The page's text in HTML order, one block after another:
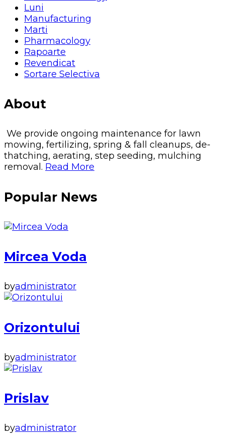
Luni
Manufacturing
Marti
Pharmacology
Rapoarte
Revendicat
Sortare Selectiva
About
We provide ongoing maintenance for lawn
mowing, fertilizing, spring & fall cleanups, de-
thatching, aerating, step seeding, mulching
removal. Read More
Popular News
Mircea Voda
byadministrator
Orizontului
byadministrator
Prislav
byadministrator